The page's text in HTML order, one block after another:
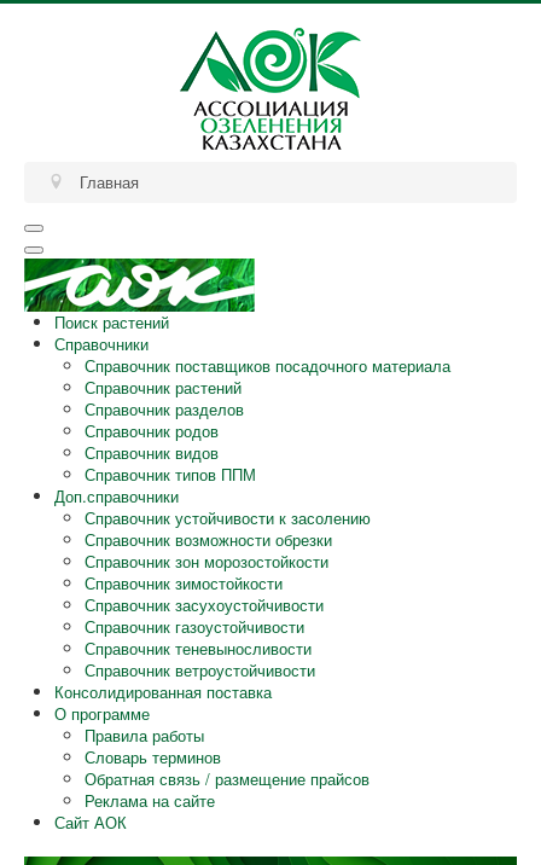
Главная
Поиск растений
Справочники
Справочник поставщиков посадочного материала
Справочник растений
Справочник разделов
Справочник родов
Справочник видов
Справочник типов ППМ
Доп.справочники
Справочник устойчивости к засолению
Справочник возможности обрезки
Справочник зон морозостойкости
Справочник зимостойкости
Справочник засухоустойчивости
Справочник газоустойчивости
Справочник теневыносливости
Справочник ветроустойчивости
Консолидированная поставка
О программе
Правила работы
Словарь терминов
Обратная связь / размещение прайсов
Реклама на сайте
Сайт АОК